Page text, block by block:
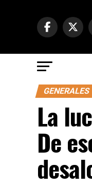
GENERALES
La
De